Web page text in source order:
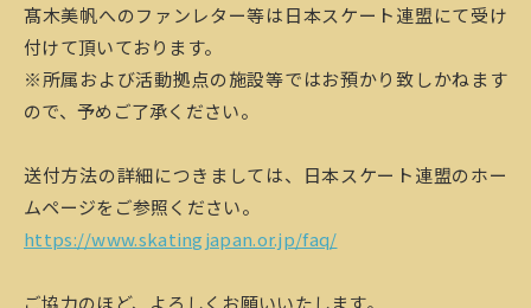
髙木美帆へのファンレター等は日本スケート連盟にて受け
付けて頂いております。
※所属および活動拠点の施設等ではお預かり致しかねます
ので、予めご了承ください。
送付方法の詳細につきましては、日本スケート連盟のホー
ムページをご参照ください。
https://www.skatingjapan.or.jp/faq/
ご協力のほど、よろしくお願いいたします。